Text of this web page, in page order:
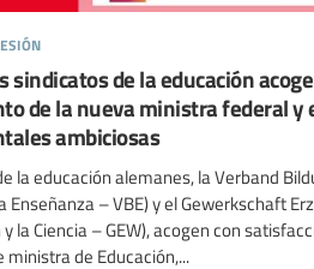
sindicatos de la educación
de la nueva ministra federal y
ambiciosas
la educación alemanes, la Verband
Enseñanza – VBE) y el Gewerkschaft
la Ciencia – GEW), acogen con
ministra de Educación,...